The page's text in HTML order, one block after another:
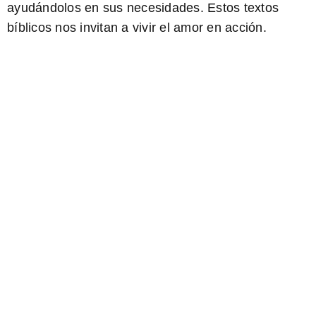
ayudándolos en sus necesidades. Estos textos
bíblicos nos invitan a vivir el amor en acción.